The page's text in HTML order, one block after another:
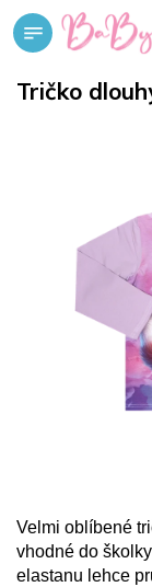
Přejít
na
Tričko
Velmi oblíbené
vhodné do
elastanu lehce